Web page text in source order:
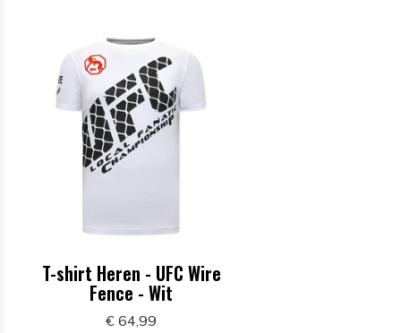
T-shirt Heren - UFC Wire
Fence - Wit
€ 64,99